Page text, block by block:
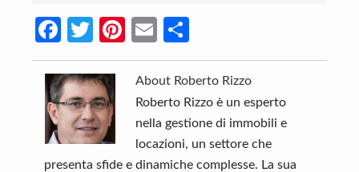
Fa
ce
b
o
o
k
T
w
itt
er
Pi
nt
er
es
E
m
ail
o
n
di
vi
di
About Roberto Rizzo
Roberto Rizzo è un esperto
nella gestione di immobili e
locazioni, un settore che
presenta sfide e dinamiche complesse. La sua